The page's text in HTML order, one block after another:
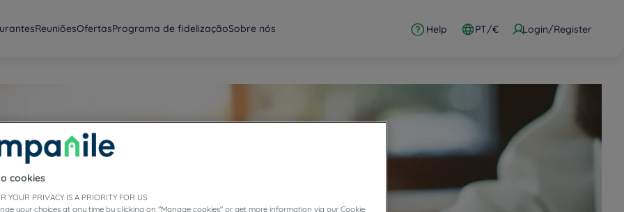
ReuniõesOfertasPrograma de fidelizaçãoSobre nós Help PT/€ Login/Register
sobre a sua
cookies
YOUR PRIVACY IS A PRIORITY FOR US
your choices at any time by clicking on "Manage cookies" or get more information via our Cookie